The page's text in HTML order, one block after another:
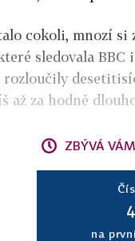
cokoli, mnozí
sledovala BBC
rozloučily
až za hodně
ZBÝVÁ
na